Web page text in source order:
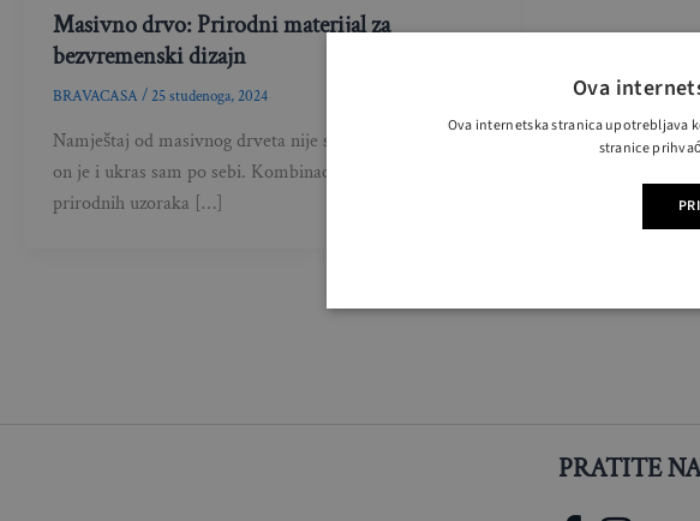
Masivno drvo: Prirodni materijal za
bezvremenski dizajn
BRAVACASA /25 studenoga, 2024
Namještaj od masivnog drveta nije samo funkcionalan –
on je i ukras sam po sebi. Kombinacija čvrstoće, ljepote
prirodnih uzoraka […]
PRATITE
Ova
Ova internetska stranica upotrebljava
stranice